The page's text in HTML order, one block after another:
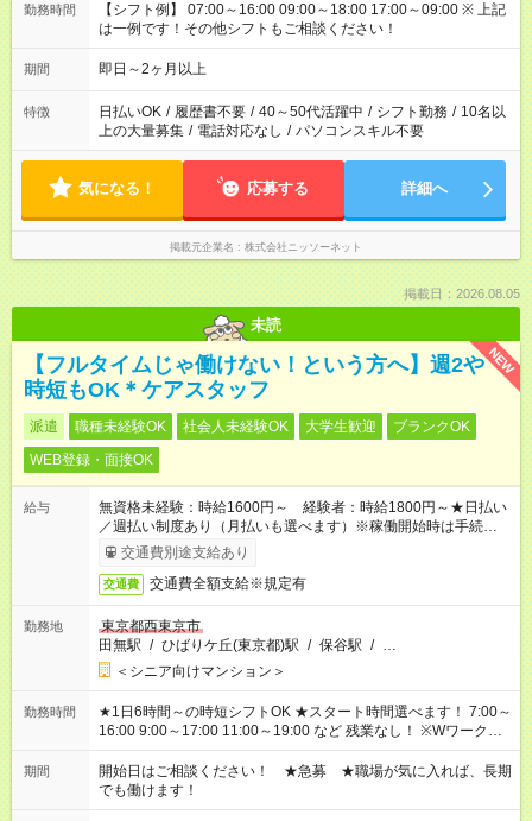
勤務時間
【シフト例】 07:00～16:00 09:00～18:00 17:00～09:00 ※ 上記
は一例です！その他シフトもご相談ください！
期間 即日～2ヶ月以上
特徴 日払いOK / 履歴書不要 / 40～50代活躍中 / シフト勤務 / 10名以
上の大量募集 / 電話対応なし / パソコンスキル不要
気になる！ 応募する 詳細へ
掲載元企業名 株式会社ニッソーネット
掲載日：2026.08.05
未読
NEW
【フルタイムじゃ働けない！という方へ】週2や
時短もOK＊ケアスタッフ
派遣 職種未経験OK 社会人未経験OK 大学生歓迎
ブランクOK
WEB登録・面接OK
給与
無資格未経験：時給1600円～ 経験者：時給1800円～★日払い
／週払い制度あり（月払いも選べます）※稼働開始時は手続き完
了次第のお支払いとなります。
交通費別途支給あり
交通費 交通費全額支給※規定有
勤務地
東京都西東京市
田無駅 / ひばりケ丘(東京都)駅 / 保谷駅 / …
＜シニア向けマンション＞
勤務時間
★1日6時間～の時短シフトOK ★スタート時間選べます！ 7:00～
16:00 9:00～17:00 11:00～19:00 など 残業なし！ ※Wワークの
場合、他のお仕事と合わせ週40時間超の就業はご案内できませ
ん ※法令に基づき、週20時間以上勤務は社会保険への加入対象
となります ※労働者派遣法（日雇い派遣の原則禁止）により、
短時間・短期間の就業はご案内が難しい場合があります
期間
開始日はご相談ください！ ★急募 ★職場が気に入れば、長期
でも働けます！